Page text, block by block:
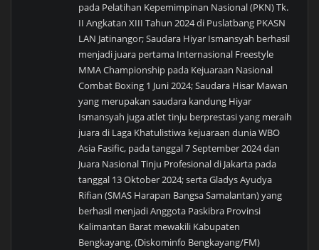
pada Pelatihan Kepemimpinan Nasional (PKN) Tk.
II Angkatan XIII Tahun 2024 di Puslatbang PKASN
LAN Jatinangor; Saudara Hiyar Ismansyah berhasil
menjadi juara pertama Internasional Freestyle
MMA Championship pada Kejuaraan Nasional
Combat Boxing 1 Juni 2024; Saudara Hisar Mawan
yang merupakan saudara kandung Hiyar
Ismansyah juga atlet tinju berprestasi yang meraih
juara di Laga Khatulistiwa kejuaraan dunia WBO
Asia Fasific, pada tanggal 7 September 2024 dan
Juara Nasional Tinju Profesional di Jakarta pada
tanggal 13 Oktober 2024; serta Gladys Ayudya
Rifian (SMAS Harapan Bangsa Samalantan) yang
berhasil menjadi Anggota Paskibra Provinsi
Kalimantan Barat mewakili Kabupaten
Bengkayang. (Diskominfo Bengkayang/FM)